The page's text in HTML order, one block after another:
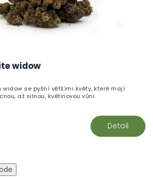
widow
Detail
widow se pyšní většími květy, které mají
až silnou, květinovou vůni.